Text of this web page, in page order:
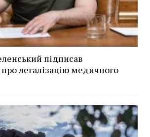
підписав
легалізацію медичного